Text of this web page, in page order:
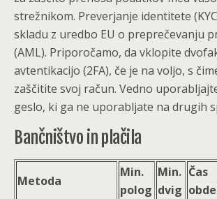
strežnikom. Preverjanje identitete
skladu z uredbo EU o preprečevanju
(AML). Priporočamo, da vklopite
avtentikacijo (2FA), če je na voljo, s
zaščitite svoj račun. Vedno
geslo, ki ga ne uporabljate na drugih
Bančništvo in plačila
Metoda
Min.
polog
Min.
dvig
Čas